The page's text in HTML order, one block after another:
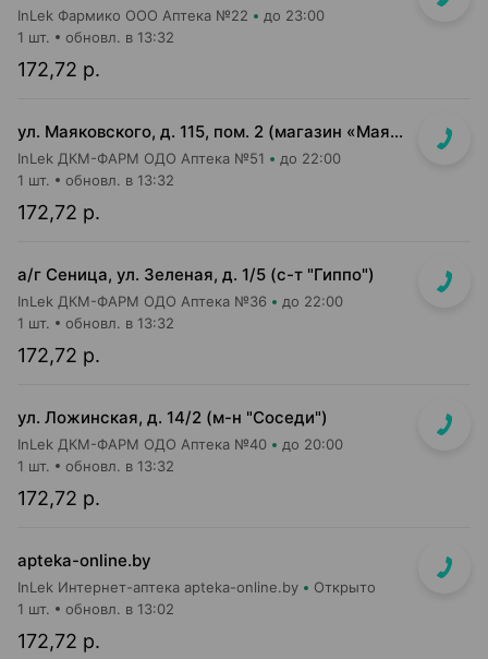
InLek Фармико ООО Аптека №22 до 23:00
172,72 р.
1 шт. обновл. в 13:32
ул. Маяковского, д. 115, пом. 2 (магазин «Маяк»)
InLek ДКМ-ФАРМ ОДО Аптека №51 до 22:00
172,72 р.
1 шт. обновл. в 13:32
а/г Сеница, ул. Зеленая, д. 1/5 (с-т "Гиппо")
InLek ДКМ-ФАРМ ОДО Аптека №36 до 22:00
172,72 р.
1 шт. обновл. в 13:32
ул. Ложинская, д. 14/2 (м-н "Соседи")
InLek ДКМ-ФАРМ ОДО Аптека №40 до 20:00
172,72 р.
1 шт. обновл. в 13:32
apteka-online.by
InLek Интернет-аптека apteka-online.by Открыто
172,72 р.
1 шт. обновл. в 13:02